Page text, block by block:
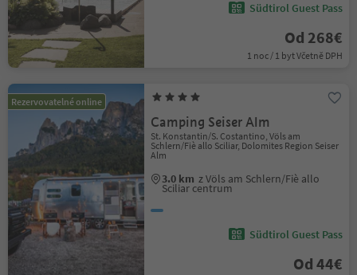
Südtirol Guest Pass
Od 268€
1 noc / 1 byt Včetně DPH
Rezervovatelné online
Camping Seiser Alm
St. Konstantin/S. Costantino, Völs am
Schlern/Fiè allo Sciliar, Dolomites Region Seiser
Alm
3.0 km z Völs am Schlern/Fiè allo
Sciliar centrum
Südtirol Guest Pass
Od 44€